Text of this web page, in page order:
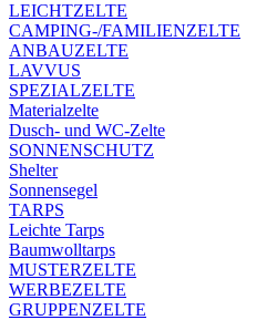
LEICHTZELTE
CAMPING-/FAMILIENZELTE
ANBAUZELTE
LAVVUS
SPEZIALZELTE
Materialzelte
Dusch- und WC-Zelte
SONNENSCHUTZ
Shelter
Sonnensegel
TARPS
Leichte Tarps
Baumwolltarps
MUSTERZELTE
WERBEZELTE
GRUPPENZELTE